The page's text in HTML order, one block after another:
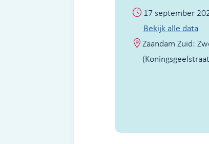
17 september
Bekijk alle data
Zaandam Zuid: